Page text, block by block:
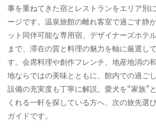
事を重ねてきた宿とレストランをエリア別
ージです。温泉旅館の離れ客室で過ごす静
ット同伴可能な専用宿、デザイナーズホテ
まで、滞在の質と料理の魅力を軸に厳選し
す。会席料理や創作フレンチ、地産地消の
地ならではの美味とともに、館内での過ご
設備の充実度も丁寧に解説。愛犬を“家族”
くれる一軒を探している方へ、次の旅先選
ガイドです。